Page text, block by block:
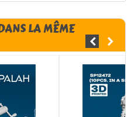
LA MÊME